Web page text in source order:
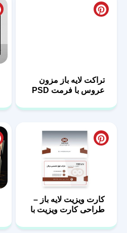
تراکت لایه باز مزون
عروس با فرمت PSD
کارت ویزیت لایه باز –
طراحی کارت ویزیت با